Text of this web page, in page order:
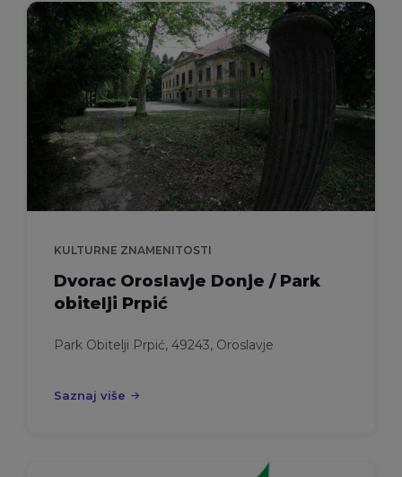
KULTURNE ZNAMENITOSTI
Dvorac Oroslavje Donje / Park
obitelji Prpić
Park Obitelji Prpić, 49243, Oroslavje
Saznaj više